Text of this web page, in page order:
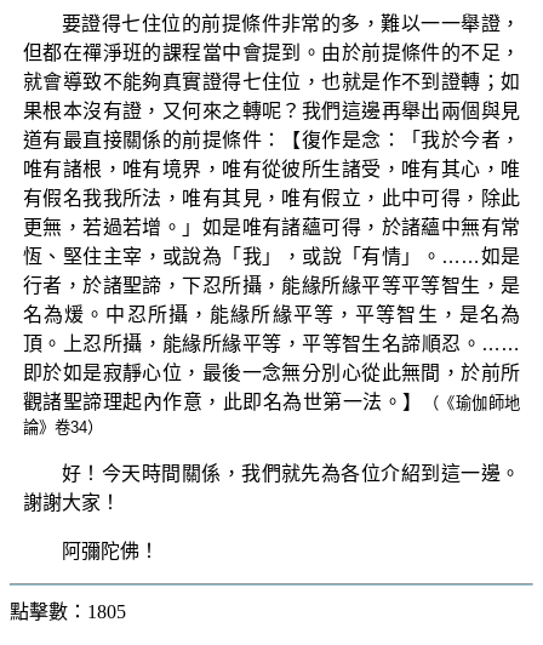
要證得七住位的前提條件非常的多，難以一一舉證，
但都在禪淨班的課程當中會提到。由於前提條件的不足，
就會導致不能夠真實證得七住位，也就是作不到證轉；如
果根本沒有證，又何來之轉呢？我們這邊再舉出兩個與見
道有最直接關係的前提條件：【復作是念：「我於今者，
唯有諸根，唯有境界，唯有從彼所生諸受，唯有其心，唯
有假名我我所法，唯有其見，唯有假立，此中可得，除此
更無，若過若增。」如是唯有諸蘊可得，於諸蘊中無有常
恆、堅住主宰，或說為「我」，或說「有情」。……如是
行者，於諸聖諦，下忍所攝，能緣所緣平等平等智生，是
名為煖。中忍所攝，能緣所緣平等，平等智生，是名為
頂。上忍所攝，能緣所緣平等，平等智生名諦順忍。……
即於如是寂靜心位，最後一念無分別心從此無間，於前所
觀諸聖諦理起內作意，此即名為世第一法。】
（《瑜伽師地
論》卷34）
好！今天時間關係，我們就先為各位介紹到這一邊。
謝謝大家！
阿彌陀佛！
點擊數：1805